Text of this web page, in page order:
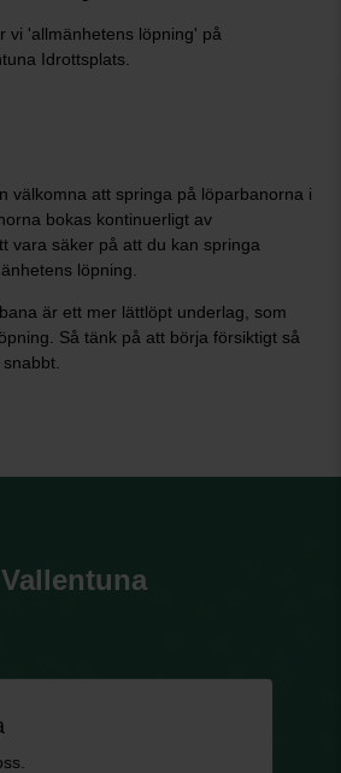
vi 'allmänhetens löpning' på
Idrottsplats.
välkomna att springa på löparbanorna i
bokas kontinuerligt av
vara säker på att du kan springa
löpning.
är ett mer lättlöpt underlag, som
Så tänk på att börja försiktigt så